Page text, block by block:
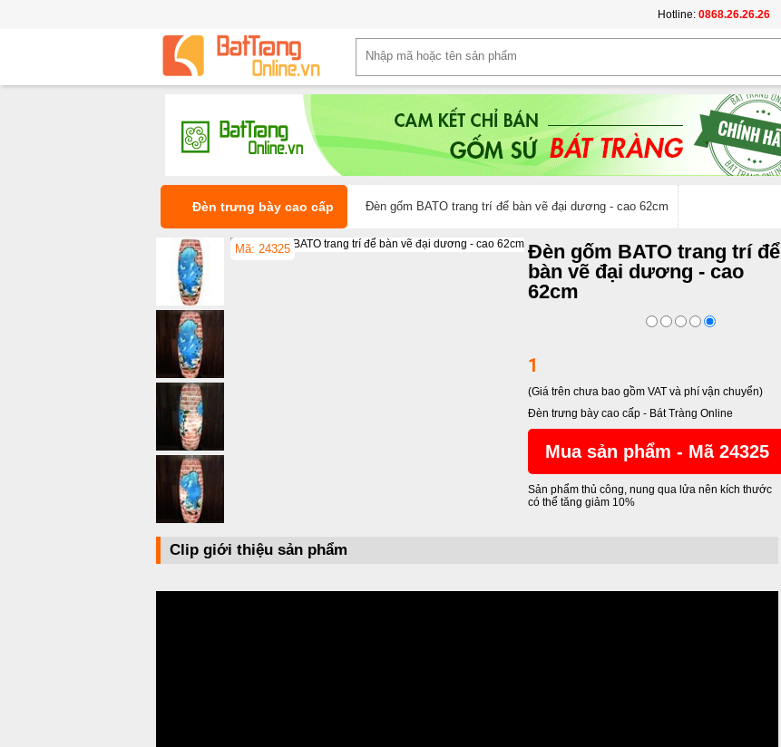
Hotline: 0868.26.26.26
Đèn trưng bày cao cấp Đèn gốm BATO trang trí để bàn vẽ đại dương - cao 62cm
Mã: 24325
Đèn gốm BATO trang trí để
bàn vẽ đại dương - cao
62cm
1
(Giá trên chưa bao gồm VAT và phí vận chuyển)
Đèn trưng bày cao cấp - Bát Tràng Online
Mua sản phẩm - Mã 24325
Sản phẩm thủ công, nung qua lửa nên kích thước
có thể tăng giảm 10%
Clip giới thiệu sản phẩm